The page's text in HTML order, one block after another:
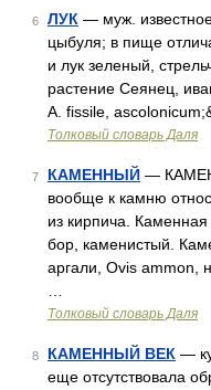
6 ЛУК — муж.
цыбуля; в пище
и лук зеленый,
растение Сеянец,
А. fissile,
Толковый словарь Даля
7 КАМЕННЫЙ —
вообще к камню
из кирпича.
бор, каменистый.
аргали, Ovis ammon,
Толковый словарь Даля
8 КАМЕННЫЙ ВЕК —
еще отсутствовала